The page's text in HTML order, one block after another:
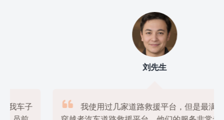

我使用过几家道路救援平台，但是最满意的还是